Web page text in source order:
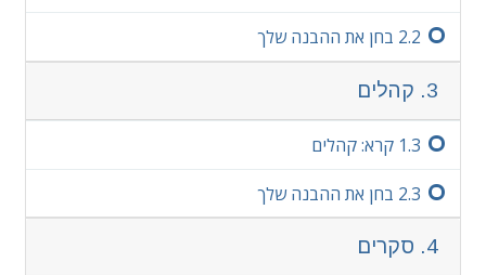
הבין.עוד
2.‏2 בחן את ההבנה שלך
3. קהלים
3.‏1 קרא: קהלים
3.‏2 בחן את ההבנה שלך
4. סקרים